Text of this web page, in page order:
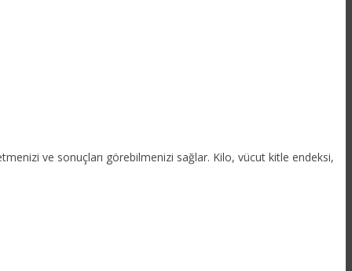
ve sonuçları görebilmenizi sağlar. Kilo, vücut kitle endeksi,